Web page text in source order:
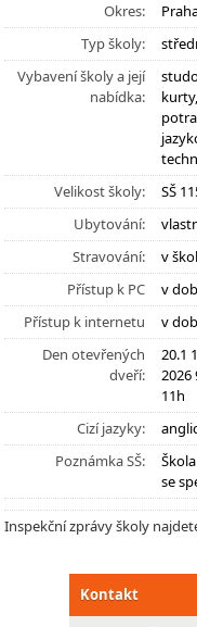
Okres:
Typ školy:
Vybavení školy a její
nabídka:
Velikost školy:
SŠ
Ubytování:
Stravování:
v
Přístup k PC
v
Přístup k internetu
v
Den otevřených
dveří:
20.1
2026
11h
Cizí jazyky:
Poznámka SŠ:
se
Inspekční zprávy školy
Kontakt